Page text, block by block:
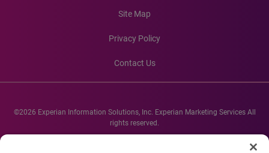
Site Map
Privacy Policy
Contact Us
©2026 Experian Information Solutions, Inc. Experian Marketing Services All
rights reserved.
Experian and the Experian marks used herein are service marks or registered